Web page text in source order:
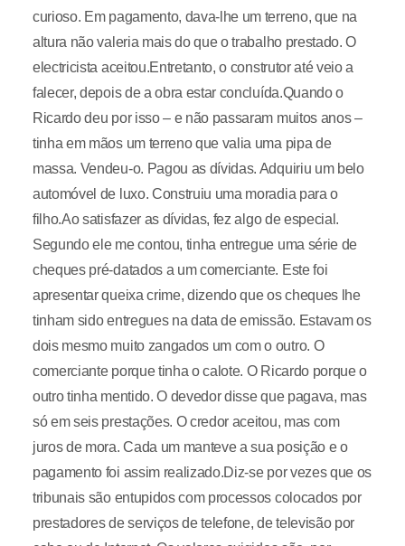
curioso. Em pagamento, dava-lhe um terreno, que na
altura não valeria mais do que o trabalho prestado. O
electricista aceitou.Entretanto, o construtor até veio a
falecer, depois de a obra estar concluída.Quando o
Ricardo deu por isso – e não passaram muitos anos –
tinha em mãos um terreno que valia uma pipa de
massa. Vendeu-o. Pagou as dívidas. Adquiriu um belo
automóvel de luxo. Construiu uma moradia para o
filho.Ao satisfazer as dívidas, fez algo de especial.
Segundo ele me contou, tinha entregue uma série de
cheques pré-datados a um comerciante. Este foi
apresentar queixa crime, dizendo que os cheques lhe
tinham sido entregues na data de emissão. Estavam os
dois mesmo muito zangados um com o outro. O
comerciante porque tinha o calote. O Ricardo porque o
outro tinha mentido. O devedor disse que pagava, mas
só em seis prestações. O credor aceitou, mas com
juros de mora. Cada um manteve a sua posição e o
pagamento foi assim realizado.Diz-se por vezes que os
tribunais são entupidos com processos colocados por
prestadores de serviços de telefone, de televisão por